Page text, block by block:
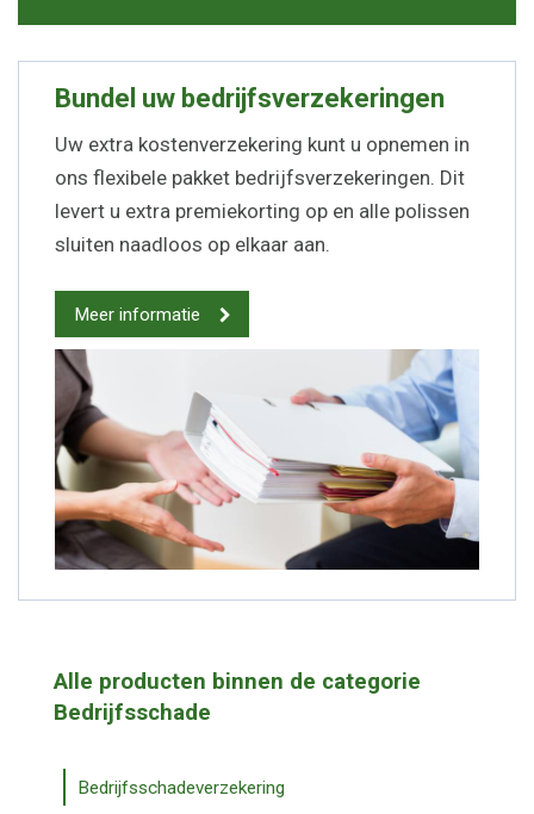
Bundel uw bedrijfsverzekeringen
Uw extra kostenverzekering kunt u opnemen in
ons flexibele pakket bedrijfsverzekeringen. Dit
levert u extra premiekorting op en alle polissen
sluiten naadloos op elkaar aan.
Meer informatie
Alle producten binnen de categorie
Bedrijfsschade
Bedrijfsschadeverzekering